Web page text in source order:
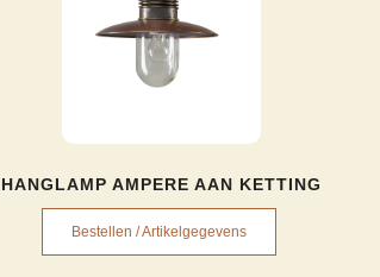
HANGLAMP AMPERE AAN KETTING
Bestellen / Artikelgegevens